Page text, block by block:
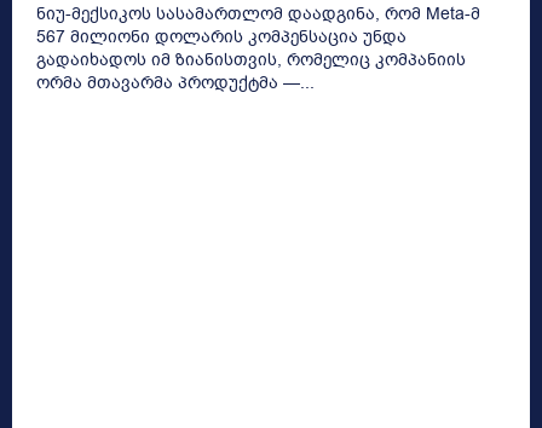
ნიუ-მექსიკოს სასამართლომ დაადგინა, რომ Meta-მ
567 მილიონი დოლარის კომპენსაცია უნდა
გადაიხადოს იმ ზიანისთვის, რომელიც კომპანიის
ორმა მთავარმა პროდუქტმა —...